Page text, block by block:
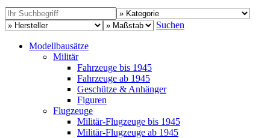
Suchen
Modellbausätze
Militär
Fahrzeuge bis 1945
Fahrzeuge ab 1945
Geschütze & Anhänger
Figuren
Flugzeuge
Militär-Flugzeuge bis 1945
Militär-Flugzeuge ab 1945